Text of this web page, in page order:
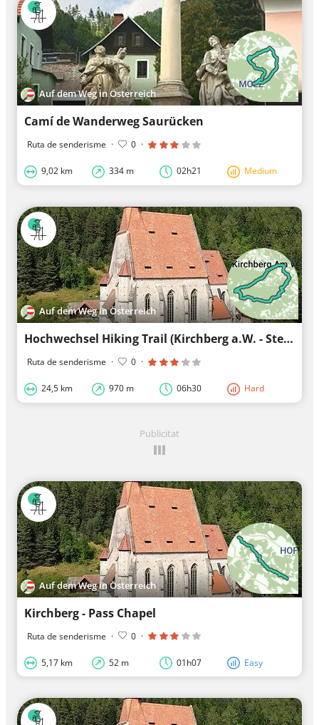
Auf dem Weg in Österreich
Camí de Wanderweg Saurücken
Ruta de senderisme · 0 ·
9,02 km 334 m 02h21 Medium
Auf dem Weg in Österreich
Hochwechsel Hiking Trail (Kirchberg a.W. - Steyersberger Schwaig
Ruta de senderisme · 0 ·
24,5 km 970 m 06h30 Hard
Publicitat
Auf dem Weg in Österreich
Kirchberg - Pass Chapel
Ruta de senderisme · 0 ·
5,17 km 52 m 01h07 Easy